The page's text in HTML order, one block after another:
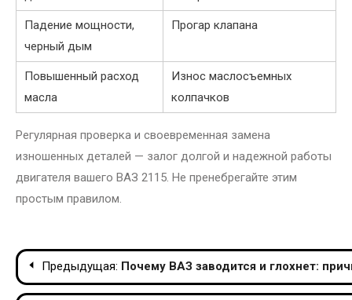
Падение мощности,
черный дым
Прогар клапана
Повышенный расход
масла
Износ маслосъемных
колпачков
Регулярная проверка и своевременная замена
изношенных деталей — залог долгой и надежной работы
двигателя вашего ВАЗ 2115. Не пренебрегайте этим
простым правилом.
Навигация
Предыдущая: Почему ВАЗ заводится и глохнет: